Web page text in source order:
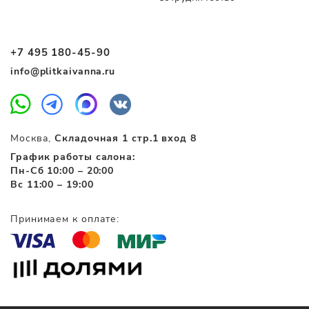
+7 495 180-45-90
info@plitkaivanna.ru
Москва,Складочная 1 стр.1 вход 8
График работы салона:
Пн-Сб 10:00 – 20:00
Вс 11:00 – 19:00
Принимаем к оплате: